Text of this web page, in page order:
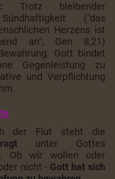
Trotz bleibender
("das
Herzens ist
an", Gen 8,21)
Gott bindet
Gegenleistung zu
und Verpflichtung
der Flut steht die
unter Gottes
Ob wir wollen oder
nicht - Gott hat sich